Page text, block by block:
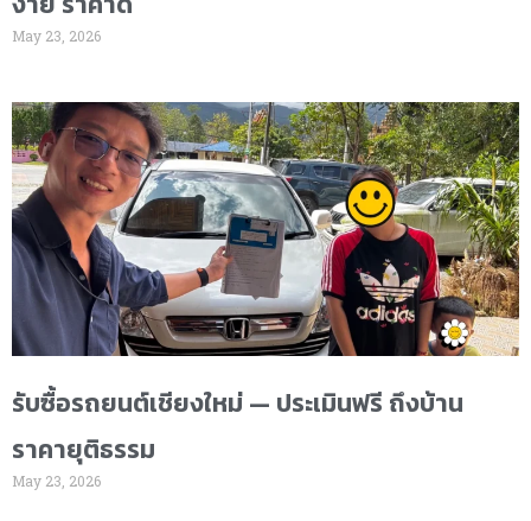
May 23, 2026
รับซื้อรถยนต์เชียงใหม่ — ประเมินฟรี ถึงบ้าน
ราคายุติธรรม
May 23, 2026